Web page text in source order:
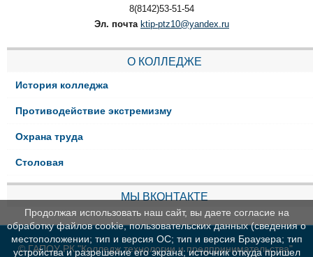
8(8142)53-51-54
Эл. почта ktip-ptz10@yandex.ru
О КОЛЛЕДЖЕ
История колледжа
Противодействие экстремизму
Охрана труда
Столовая
МЫ ВКОНТАКТЕ
© ГАПОУ РК "Колледж технологии и предпринимательства"
Продолжая использовать наш сайт, вы даете согласие на
обработку файлов cookie, пользовательских данных (сведения о
местоположении; тип и версия ОС; тип и версия Браузера; тип
устройства и разрешение его экрана; источник откуда пришел